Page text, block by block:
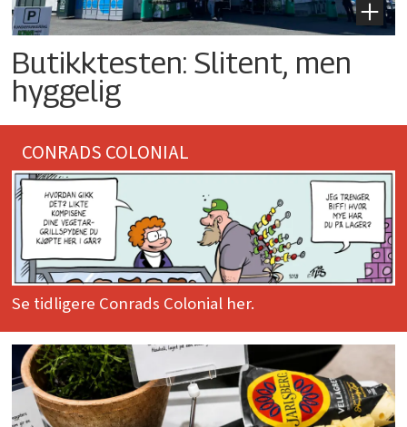
Butikktesten: Slitent, men
hyggelig
CONRADS COLONIAL
Se tidligere Conrads Colonial her.